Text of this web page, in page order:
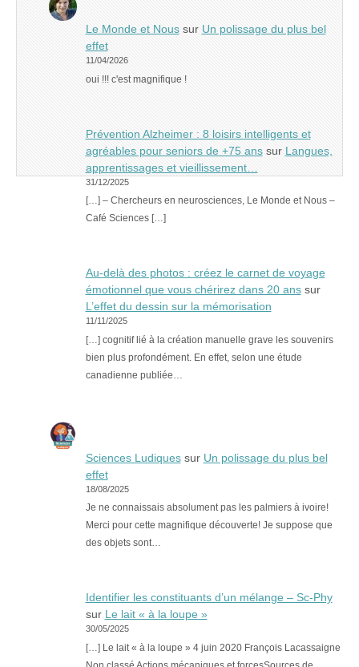
Le Monde et Noussur Un polissage du plus bel
effet
11/04/2026
oui !!! c'est magnifique !
Prévention Alzheimer : 8 loisirs intelligents et
agréables pour seniors de +75 anssur Langues,
apprentissages et vieillissement…
31/12/2025
[…] – Chercheurs en neurosciences, Le Monde et Nous –
Café Sciences […]
Au-delà des photos : créez le carnet de voyage
émotionnel que vous chérirez dans 20 anssur
L’effet du dessin sur la mémorisation
11/11/2025
[…] cognitif lié à la création manuelle grave les souvenirs
bien plus profondément. En effet, selon une étude
canadienne publiée…
Sciences Ludiquessur Un polissage du plus bel
effet
18/08/2025
Je ne connaissais absolument pas les palmiers à ivoire!
Merci pour cette magnifique découverte! Je suppose que
des objets sont…
Identifier les constituants d’un mélange – Sc-Phy
sur Le lait « à la loupe »
30/05/2025
[…] Le lait « à la loupe » 4 juin 2020 François Lacassaigne